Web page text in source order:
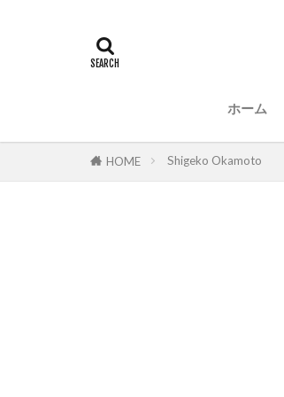
ホーム
HOME Shigeko Okamoto